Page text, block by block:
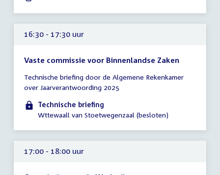
16:30 - 17:30 uur
Vaste commissie voor Binnenlandse Zaken
vergadering
16:30
17:30
Technische briefing door de Algemene Rekenkamer
over Jaarverantwoording 2025
Technische briefing
Wttewaall van Stoetwegenzaal (besloten)
17:00 - 18:00 uur